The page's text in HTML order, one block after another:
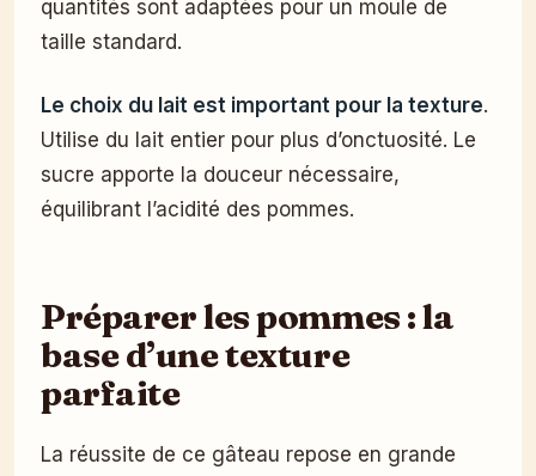
quantités sont adaptées pour un moule de
taille standard.
Le choix du lait est important pour la texture.
Utilise du lait entier pour plus d’onctuosité. Le
sucre apporte la douceur nécessaire,
équilibrant l’acidité des pommes.
Préparer les pommes : la
base d’une texture
parfaite
La réussite de ce gâteau repose en grande